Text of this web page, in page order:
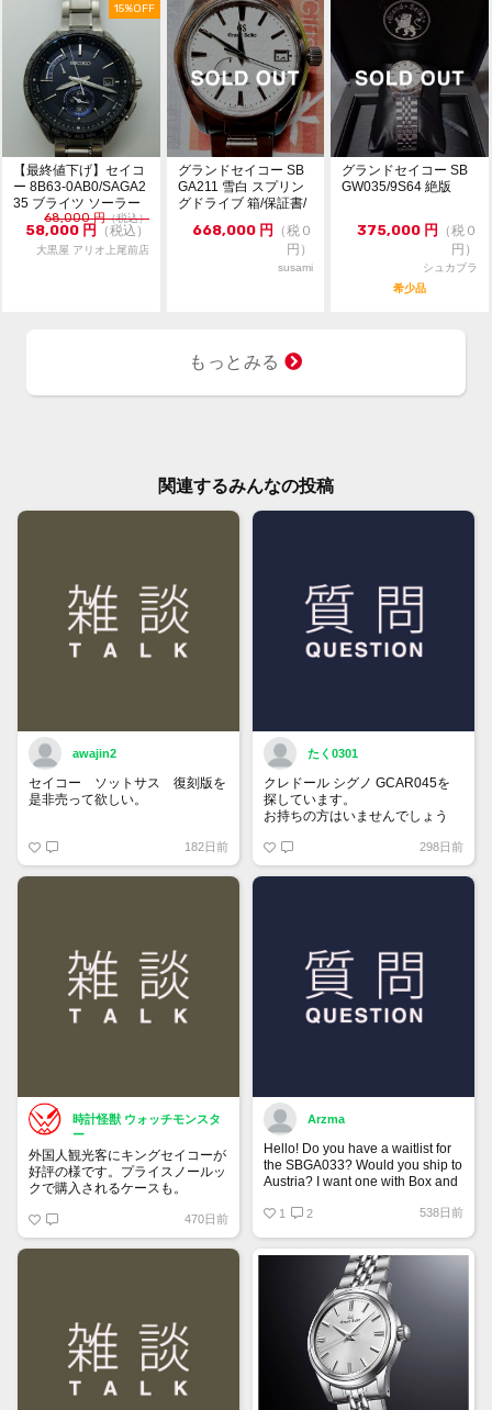
15%OFF
【最終値下げ】セイコ
ー 8B63-0AB0/SAGA2
35 ブライツ ソーラー
クォ...68,000 円（税込）
58,000 円 （税込）
大黒屋 アリオ上尾前店
グランドセイコー SB
GA211 雪白 スプリン
グドライブ 箱/保証書/
668,000 円 （税０
円）
susami
グランドセイコー SB
GW035/9S64 絶版
375,000 円 （税０
円）
シュカブラ
希少品
もっとみる
関連するみんなの投稿
awajin2
セイコー ソットサス 復刻版を
是非売って欲しい。
182日前
たく0301
クレドール シグノ GCAR045を
探しています。
お持ちの方はいませんでしょう
298日前
時計怪獣 ウォッチモンスタ
ー
外国人観光客にキングセイコーが
好評の様です。プライスノールッ
クで購入されるケースも。
470日前
Arzma
Hello! Do you have a waitlist for
the SBGA033? Would you ship to
Austria? I want one with Box and
1 2 538日前